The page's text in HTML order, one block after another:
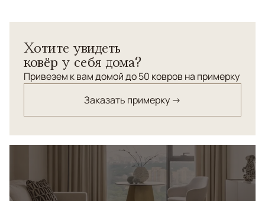
Хотите увидеть
ковёр у себя дома?
Привезем к вам домой до 50 ковров на примерку
Заказать примерку →